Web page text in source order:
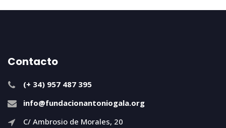
Contacto
(+ 34) 957 487 395
info@fundacionantoniogala.org
C/ Ambrosio de Morales, 20